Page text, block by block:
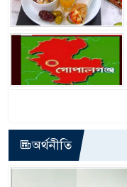
অর্থনীতি